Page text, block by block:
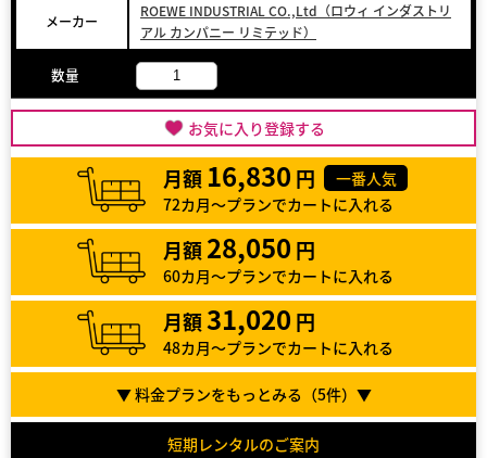
メーカー
ROEWE INDUSTRIAL CO.,Ltd（ロウィ インダストリ
アル カンパニー リミテッド）
数量
お気に入り登録する
月額 16,830 円
一番人気
72カ月～プランでカートに入れる
月額 28,050 円
60カ月～プランでカートに入れる
月額31,020 円
48カ月～プランでカートに入れる
▼ 料金プランをもっとみる（5件）▼
短期レンタルのご案内